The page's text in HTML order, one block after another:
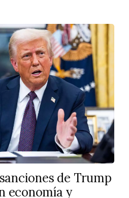
de Trump
economía y